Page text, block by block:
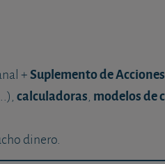
+Suplemento de Acciones
calculadoras, modelos de
dinero.